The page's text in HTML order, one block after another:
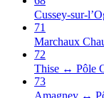
Cussey-sur-
71
Marchaux
72
Thise ↔ Pôle
73
Amagney ↔